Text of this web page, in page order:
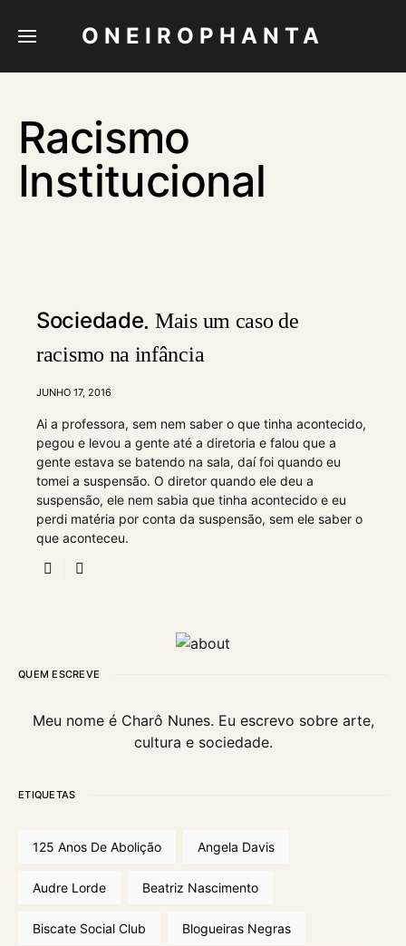
ONEIROPHANTA
Racismo
Institucional
Sociedade Mais um caso de
racismo na infância
JUNHO 17, 2016
Ai a professora, sem nem saber o que tinha acontecido,
pegou e levou a gente até a diretoria e falou que a
gente estava se batendo na sala, daí foi quando eu
tomei a suspensão. O diretor quando ele deu a
suspensão, ele nem sabia que tinha acontecido e eu
perdi matéria por conta da suspensão, sem ele saber o
que aconteceu.
QUEM ESCREVE
Meu nome é Charô Nunes. Eu escrevo sobre arte,
cultura e sociedade.
ETIQUETAS
125 Anos De Abolição Angela Davis
Audre Lorde Beatriz Nascimento
Biscate Social Club Blogueiras Negras